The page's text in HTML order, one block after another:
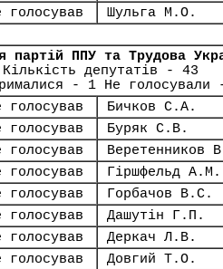
голосував Шульга М.О.
партій ППУ та Трудова
Кількість депутатів - 43
- 1 Не голосували
голосував Бичков С.А.
голосував Буряк С.В.
голосував Веретенников
голосував Гіршфельд А.М.
голосував Горбачов В.С.
голосував Дашутін Г.П.
голосував Деркач Л.В.
голосував Довгий Т.О.